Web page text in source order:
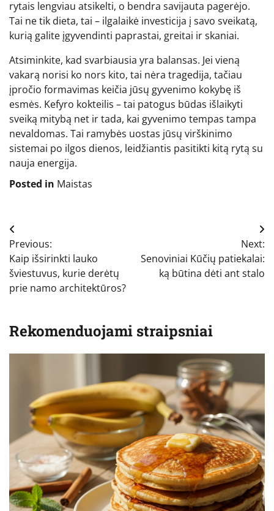
rytais lengviau atsikelti, o bendra savijauta pagerėjo.
Tai ne tik dieta, tai – ilgalaikė investicija į savo sveikatą,
kurią galite įgyvendinti paprastai, greitai ir skaniai.
Atsiminkite, kad svarbiausia yra balansas. Jei vieną
vakarą norisi ko nors kito, tai nėra tragedija, tačiau
įpročio formavimas keičia jūsų gyvenimo kokybę iš
esmės. Kefyro kokteilis – tai patogus būdas išlaikyti
sveiką mitybą net ir tada, kai gyvenimo tempas tampa
nevaldomas. Tai ramybės uostas jūsų virškinimo
sistemai po ilgos dienos, leidžiantis pasitikti kitą rytą su
nauja energija.
Posted in Maistas
Navigacija
tarp
įrašų
Previous:
Kaip išsirinkti lauko
šviestuvus, kurie derėtų
prie namo architektūros?
Next:
Senoviniai Kūčių patiekalai:
ką būtina dėti ant stalo
Rekomenduojami straipsniai